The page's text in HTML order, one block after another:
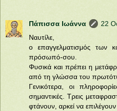
Πάπισσα Ιωάννα
22
Ναυτίλε,
ο επαγγελματισμός των
πρόσωπό-σου.
Φυσικά και πρέπει η
από τη γλώσσα του
Γενικότερα, οι
σημαντικές. Τρεις
φτάνουν, αρκεί να επιλέγουν